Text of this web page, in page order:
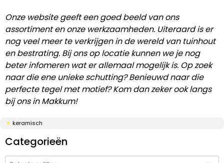
Onze website geeft een goed beeld van ons
assortiment en onze werkzaamheden. Uiteraard is er
nog veel meer te verkrijgen in de wereld van tuinhout
en bestrating. Bij ons op locatie kunnen we je nog
beter infomeren wat er allemaal mogelijk is. Op zoek
naar die ene unieke schutting? Benieuwd naar die
perfecte tegel met motief? Kom dan zeker ook langs
bij ons in Makkum!
keramisch
Categorieën